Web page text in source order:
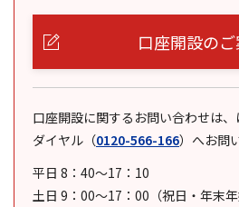
口座開設の
口座開設に関するお問い合わせは
ダイヤル （0120-566-166） へお問
平日 8：40～17：10
土日 9：00～17：00（祝日・年末年